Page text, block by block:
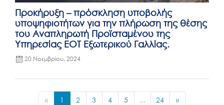
Προκήρυξη – πρόσκληση υποβολής
υποψηφιοτήτων για την πλήρωση της θέσης
του Αναπληρωτή Προϊσταμένου της
Υπηρεσίας ΕΟΤ Εξωτερικού Γαλλίας.
20 Νοεμβρίου, 2024
« 1 2 3 4 5 ... 24 »